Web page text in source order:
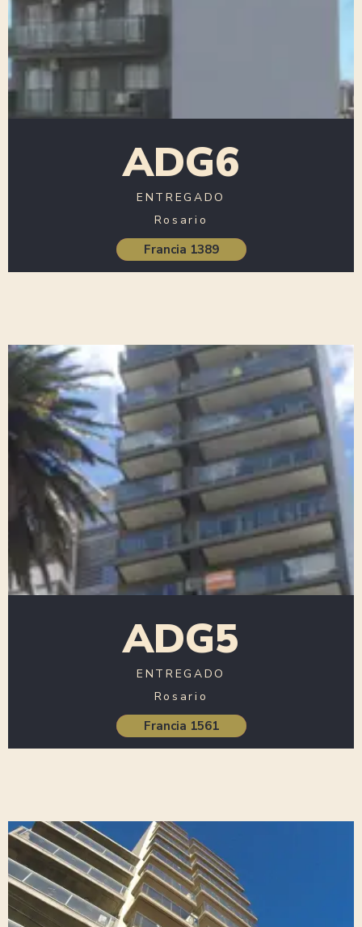
ADG6
ENTREGADO
Rosario
Francia 1389
ADG5
ENTREGADO
Rosario
Francia 1561